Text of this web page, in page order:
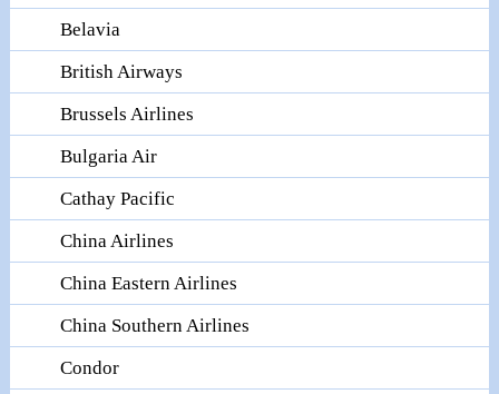
Belavia
British Airways
Brussels Airlines
Bulgaria Air
Cathay Pacific
China Airlines
China Eastern Airlines
China Southern Airlines
Condor